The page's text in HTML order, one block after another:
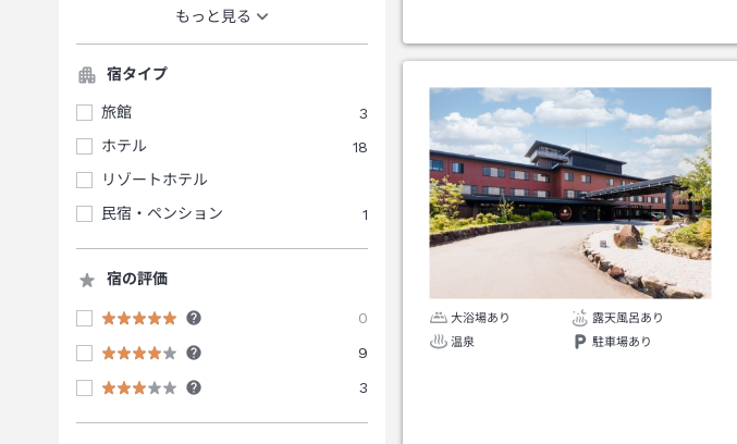
もっと見る
宿タイプ
旅館
3
ホテル
18
リゾートホテル
民宿・ペンション
1
宿の評価
0
9
3
大浴場あり
露天風呂あり
温泉
駐車場あり